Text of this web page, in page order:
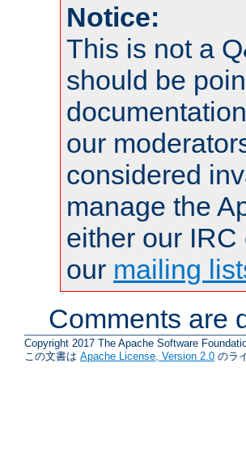
Notice:
This is not a
should be
our
considered
manage the
either our
our mailing
Comments are
Copyright 2017 The Apache Software
この文書は Apache License, Version 2.0 のラ